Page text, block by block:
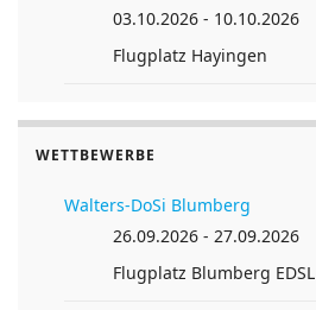
03.10.2026 - 10.10.2026
Flugplatz Hayingen
WETTBEWERBE
Walters-DoSi Blumberg
26.09.2026 - 27.09.2026
Flugplatz Blumberg EDSL